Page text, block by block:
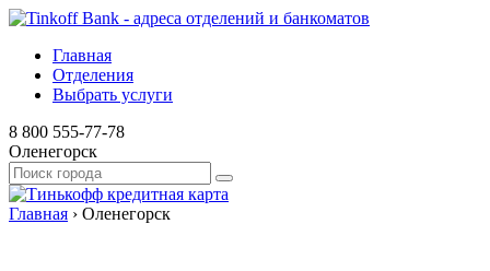
Главная
Отделения
Выбрать услуги
8 800 555-77-78
Оленегорск
Главная › Оленегорск